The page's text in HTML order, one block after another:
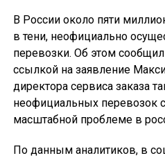
В России около пяти
в тени, неофициально
перевозки. Об этом
ссылкой на заявление
директора сервиса заказа
неофициальных перевозок
масштабной проблеме в
По данным аналитиков, в